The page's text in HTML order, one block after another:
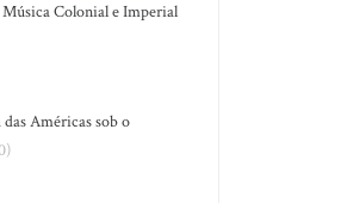
Colonial e Imperial
Américas sob o